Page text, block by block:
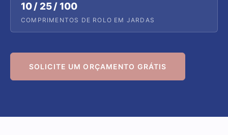
10 / 25 / 100
COMPRIMENTOS DE ROLO EM JARDAS
SOLICITE UM ORÇAMENTO GRÁTIS